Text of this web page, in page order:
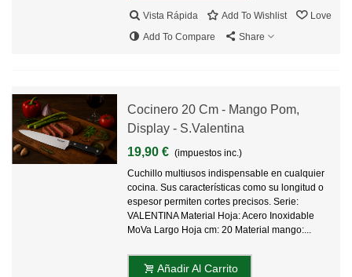
Vista Rápida Add To Wishlist
Love
Add To Compare
Share
Cocinero 20 Cm - Mango Pom,
Display - S.Valentina
19,90 € (impuestos inc.)
Cuchillo multiusos indispensable en cualquier
cocina. Sus características como su longitud o
espesor permiten cortes precisos. Serie:
VALENTINA Material Hoja: Acero Inoxidable
MoVa Largo Hoja cm: 20 Material mango:...
Añadir Al Carrito